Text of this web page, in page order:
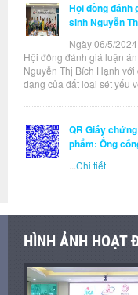
Hội đồng đánh
sinh Nguyễn
Ngày 06/5/
Hội đồng đánh giá luận
Nguyễn Thị Bích Hạnh
dạng của đất loại sét yếu
QR Giấy
phẩm: Ống
Chi tiết
HÌNH ẢNH HOẠT